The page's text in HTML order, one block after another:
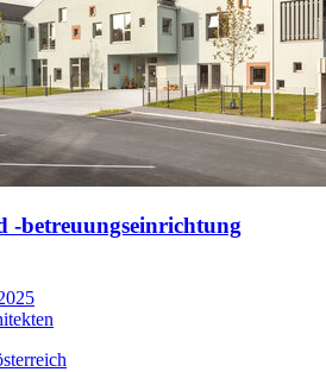
-betreuungseinrichtung